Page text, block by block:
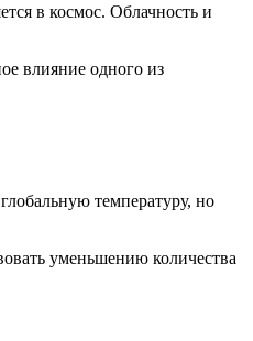
в космос. Облачность и
влияние одного из
температуру, но
уменьшению количества